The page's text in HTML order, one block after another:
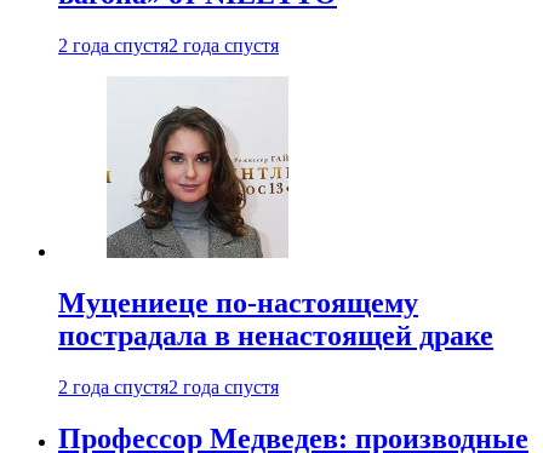
2 года спустя2 года спустя
Муцениеце по-настоящему
пострадала в ненастоящей драке
2 года спустя2 года спустя
Профессор Медведев: производные